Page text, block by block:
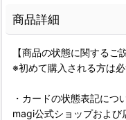
商品詳細
【商品の状態に関するご
※初めて購入される方は必
・カードの状態表記につ
magi公式ショップおよび